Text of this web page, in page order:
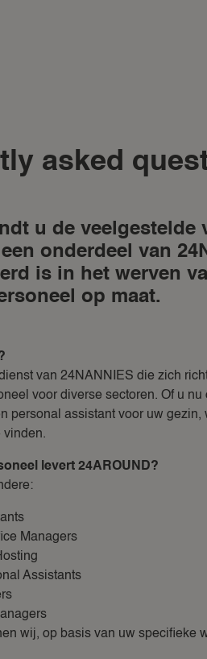
asked
u de veelgestelde
onderdeel van
is in het werven
op maat.
van 24NANNIES die zich
voor diverse sectoren. Of u
personal assistant voor uw
vinden.
levert 24AROUND?
Managers
Assistants
wij, op basis van uw specifieke